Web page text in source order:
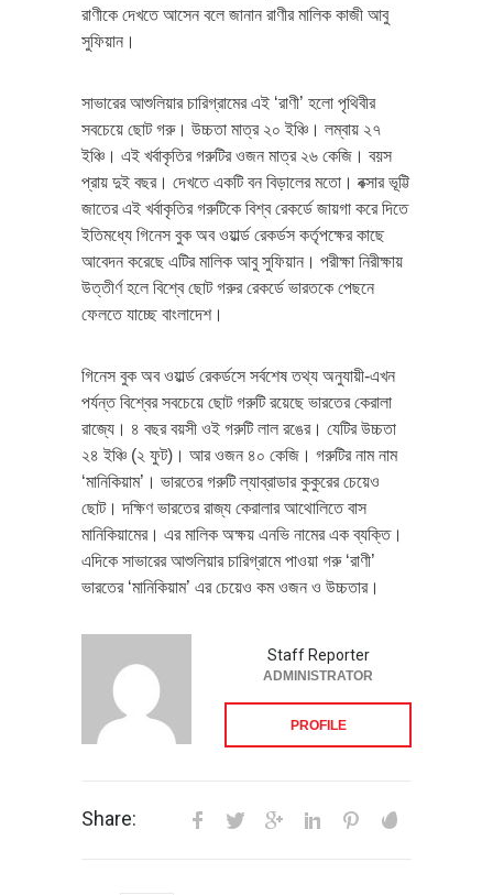
রাণীকে দেখতে আসেন বলে জানান রাণীর মালিক কাজী আবু
সুফিয়ান।
সাভারের আশুলিয়ার চারিগ্রামের এই ‘রাণী’ হলো পৃথিবীর
সবচেয়ে ছোট গরু। উচ্চতা মাত্র ২০ ইঞ্চি। লম্বায় ২৭
ইঞ্চি। এই খর্বাকৃতির গরুটির ওজন মাত্র ২৬ কেজি। বয়স
প্রায় দুই বছর। দেখতে একটি বন বিড়ালের মতো। বক্সার ভূট্টি
জাতের এই খর্বাকৃতির গরুটিকে বিশ্ব রেকর্ডে জায়গা করে দিতে
ইতিমধ্যে গিনেস বুক অব ওয়ার্ল্ড রেকর্ডস কর্তৃপক্ষের কাছে
আবেদন করেছে এটির মালিক আবু সুফিয়ান। পরীক্ষা নিরীক্ষায়
উত্তীর্ণ হলে বিশ্বে ছোট গরুর রেকর্ডে ভারতকে পেছনে
ফেলতে যাচ্ছে বাংলাদেশ।
গিনেস বুক অব ওয়ার্ল্ড রেকর্ডসে সর্বশেষ তথ্য অনুযায়ী-এখন
পর্যন্ত বিশ্বের সবচেয়ে ছোট গরুটি রয়েছে ভারতের কেরালা
রাজ্যে। ৪ বছর বয়সী ওই গরুটি লাল রঙের। যেটির উচ্চতা
২৪ ইঞ্চি (২ ফুট)। আর ওজন ৪০ কেজি। গরুটির নাম নাম
‘মানিকিয়াম’। ভারতের গরুটি ল্যাব্রাডার কুকুরের চেয়েও
ছোট। দক্ষিণ ভারতের রাজ্য কেরালার আথোলিতে বাস
মানিকিয়ামের। এর মালিক অক্ষয় এনভি নামের এক ব্যক্তি।
এদিকে সাভারের আশুলিয়ার চারিগ্রামে পাওয়া গরু ‘রাণী’
ভারতের ‘মানিকিয়াম’ এর চেয়েও কম ওজন ও উচ্চতার।
Staff Reporter
ADMINISTRATOR
PROFILE
Share: